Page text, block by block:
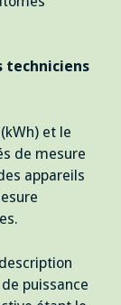
techniciens
(kWh) et le
de mesure
appareils
puissance